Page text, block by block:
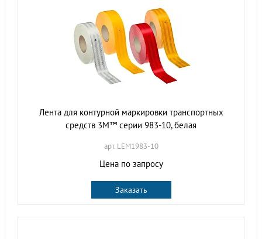
Лента для контурной маркировки транспортных
средств 3M™ серии 983-10, белая
арт. LEM1983-10
Цена по запросу
Заказать